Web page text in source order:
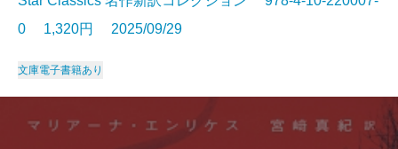
0 1,320円 2025/09/29
文庫電子書籍あり